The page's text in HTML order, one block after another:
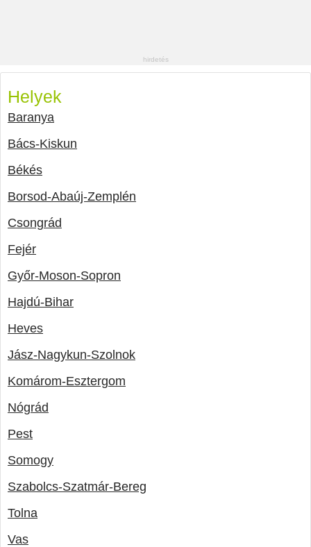
Helyek
Baranya
Bács-Kiskun
Békés
Borsod-Abaúj-Zemplén
Csongrád
Fejér
Győr-Moson-Sopron
Hajdú-Bihar
Heves
Jász-Nagykun-Szolnok
Komárom-Esztergom
Nógrád
Pest
Somogy
Szabolcs-Szatmár-Bereg
Tolna
Vas